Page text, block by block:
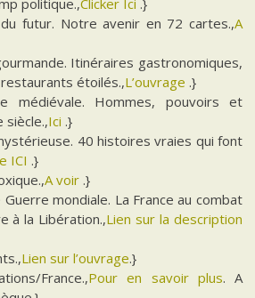
politique.,Clicker Ici .}
futur. Notre avenir en 72 cartes.,A
Itinéraires gastronomiques,
étoilés.,L’ouvrage .}
médiévale. Hommes, pouvoirs et
siècle.,Ici .}
40 histoires vraies qui font
ICI .}
A voir .}
mondiale. La France au combat
à la Libération.,Lien sur la description
Lien sur l’ouvrage.}
France.,Pour en savoir plus. A